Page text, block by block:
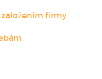
založením firmy